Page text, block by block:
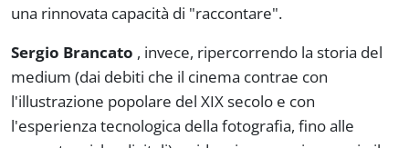
una rinnovata capacità di "raccontare".
Sergio Brancato , invece, ripercorrendo la storia del
medium (dai debiti che il cinema contrae con
l'illustrazione popolare del XIX secolo e con
l'esperienza tecnologica della fotografia, fino alle